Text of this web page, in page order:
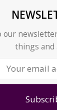
our
things and